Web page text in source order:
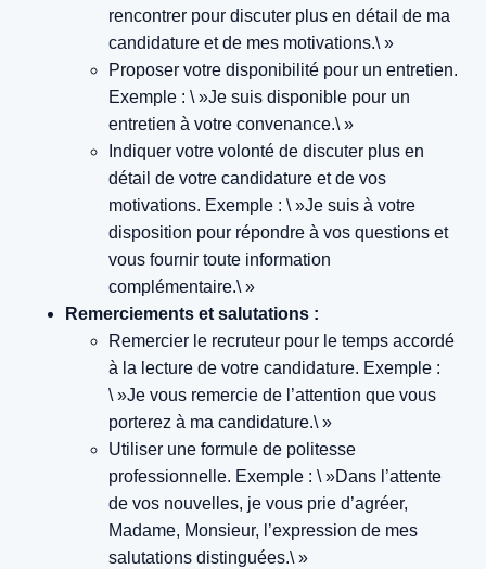
rencontrer pour discuter plus en détail de ma
candidature et de mes motivations.\ »
Proposer votre disponibilité pour un entretien.
Exemple : \ »Je suis disponible pour un
entretien à votre convenance.\ »
Indiquer votre volonté de discuter plus en
détail de votre candidature et de vos
motivations. Exemple : \ »Je suis à votre
disposition pour répondre à vos questions et
vous fournir toute information
complémentaire.\ »
Remerciements et salutations :
Remercier le recruteur pour le temps accordé
à la lecture de votre candidature. Exemple :
\ »Je vous remercie de l’attention que vous
porterez à ma candidature.\ »
Utiliser une formule de politesse
professionnelle. Exemple : \ »Dans l’attente
de vos nouvelles, je vous prie d’agréer,
Madame, Monsieur, l’expression de mes
salutations distinguées.\ »